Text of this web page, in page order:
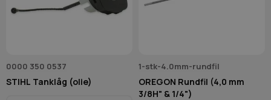
0000 350 0537
STIHL Tanklåg (olie)
1-stk-4.0mm-rundfil
OREGON Rundfil (4,0 mm
3/8H" & 1/4")